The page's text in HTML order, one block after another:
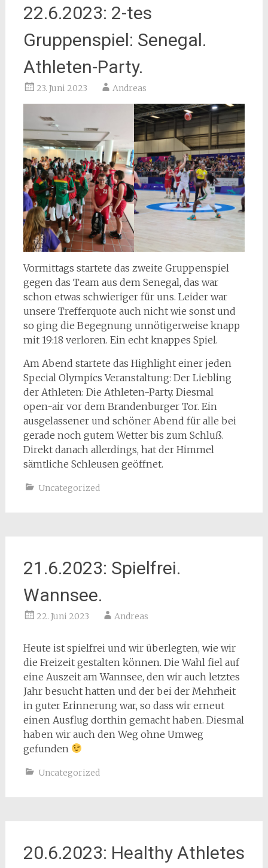
22.6.2023: 2-tes
Gruppenspiel: Senegal.
Athleten-Party.
23. Juni 2023 Andreas
Vormittags startete das zweite Gruppenspiel
gegen das Team aus dem Senegal, das war
schon etwas schwieriger für uns. Leider war
unsere Trefferquote auch nicht wie sonst und
so ging die Begegnung unnötigerweise knapp
mit 19:18 verloren. Ein echt knappes Spiel.
Am Abend startete das Highlight einer jeden
Special Olympics Veranstaltung: Der Liebling
der Athleten: Die Athleten-Party. Diesmal
open-air vor dem Brandenburger Tor. Ein
ausgelassener und schöner Abend für alle bei
gerade noch gutem Wetter bis zum Schluß.
Direkt danach allerdings, hat der Himmel
sämtliche Schleusen geöffnet.
Uncategorized
21.6.2023: Spielfrei.
Wannsee.
22. Juni 2023 Andreas
Heute ist spielfrei und wir überlegten, wie wir
die Freizeit gestalten können. Die Wahl fiel auf
eine Auszeit am Wannsee, den wir auch letztes
Jahr besucht hatten und der bei der Mehrheit
in guter Erinnerung war, so dass wir erneut
einen Ausflug dorthin gemacht haben. Diesmal
haben wir auch den Weg ohne Umweg
gefunden
Uncategorized
20.6.2023: Healthy Athletes